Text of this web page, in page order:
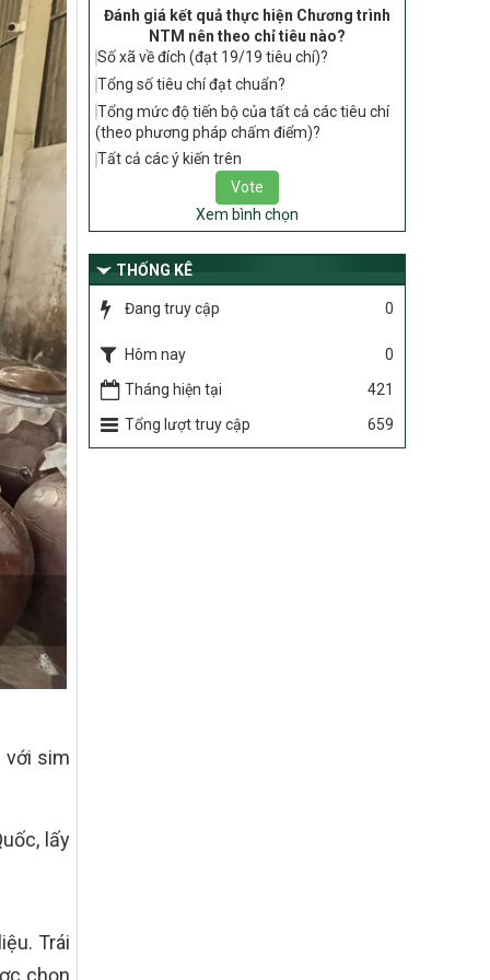
với sim
lấy
Trái
chọn
2030 thuộc phạm vi quản lý nhà nước
của Bộ Nông nghiệp và Môi trường
417/QĐ-BNNMT
Phê duyệt Chương trình mục tiêu quốc
gia xây dựng nông thôn mới, giảm nghèo
bền vững và phát triển kinh tế – xã hội
vùng đồng bào dân tộc thiểu số và miền
núi giai đoạn 2026-2035, giai đoạn I: Từ
năm 2026 đến năm 2030
Quy định nguyên tắc, tiêu chí, định mức
phân bổ ngân sách trung ương thực hiện
Chương trình mục tiêu quốc gia xây dựng
phát triển kinh tế – xã hội vùng đồng bào
2026 – 2030 trên địa bàn tỉnh Nghệ An
Chỉ Thị số 22-CT/TU
về đẩy mạnh thực hiện Chương trình mục
Đánh giá kết quả thực hiện Chương trình
NTM nên theo chỉ tiêu nào?
Số xã về đích (đạt 19/19 tiêu chí)?
Tổng số tiêu chí đạt chuẩn?
Tổng mức độ tiến bộ của tất cả các tiêu chí
(theo phương pháp chấm điểm)?
Tất cả các ý kiến trên
Xem bình chọn
THỐNG KÊ
Đang truy cập 0
Hôm nay
0
Tháng hiện tại
421
Tổng lượt truy cập
659